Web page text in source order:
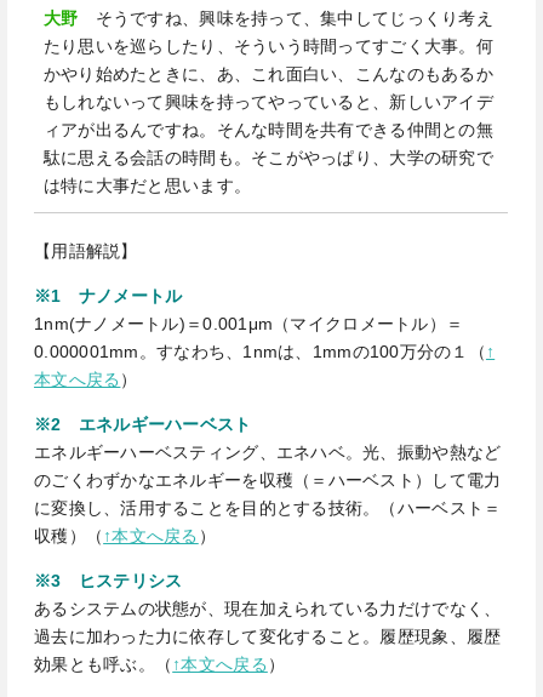
大野
そうですね、興味を持って、集中してじっくり考え
たり思いを巡らしたり、そういう時間ってすごく大事。何
かやり始めたときに、あ、これ面白い、こんなのもあるか
もしれないって興味を持ってやっていると、新しいアイデ
ィアが出るんですね。そんな時間を共有できる仲間との無
駄に思える会話の時間も。そこがやっぱり、大学の研究で
は特に大事だと思います。
【用語解説】
※1 ナノメートル
1nm(ナノメートル)＝0.001μm（マイクロメートル）＝
0.000001mm。すなわち、1nmは、1mmの100万分の１（ ↑
本文へ戻る ）
※2 エネルギーハーベスト
エネルギーハーベスティング、エネハベ。光、振動や熱など
のごくわずかなエネルギーを収穫（＝ハーベスト）して電力
に変換し、活用することを目的とする技術。（ハーベスト＝
収穫）（ ↑本文へ戻る ）
※3 ヒステリシス
あるシステムの状態が、現在加えられている力だけでなく、
過去に加わった力に依存して変化すること。履歴現象、履歴
効果とも呼ぶ。（ ↑本文へ戻る ）